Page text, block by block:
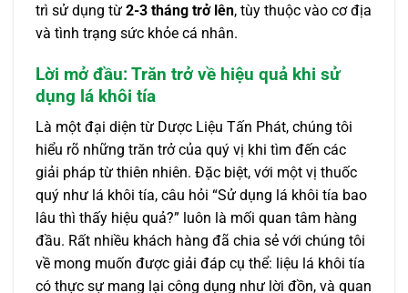
trì sử dụng từ 2-3 tháng trở lên, tùy thuộc vào cơ địa
và tình trạng sức khỏe cá nhân.
Lời mở đầu: Trăn trở về hiệu quả khi sử
dụng lá khôi tía
Là một đại diện từ Dược Liệu Tấn Phát, chúng tôi
hiểu rõ những trăn trở của quý vị khi tìm đến các
giải pháp từ thiên nhiên. Đặc biệt, với một vị thuốc
quý như lá khôi tía, câu hỏi “Sử dụng lá khôi tía bao
lâu thì thấy hiệu quả?” luôn là mối quan tâm hàng
đầu. Rất nhiều khách hàng đã chia sẻ với chúng tôi
về mong muốn được giải đáp cụ thể: liệu lá khôi tía
có thực sự mang lại công dụng như lời đồn, và quan